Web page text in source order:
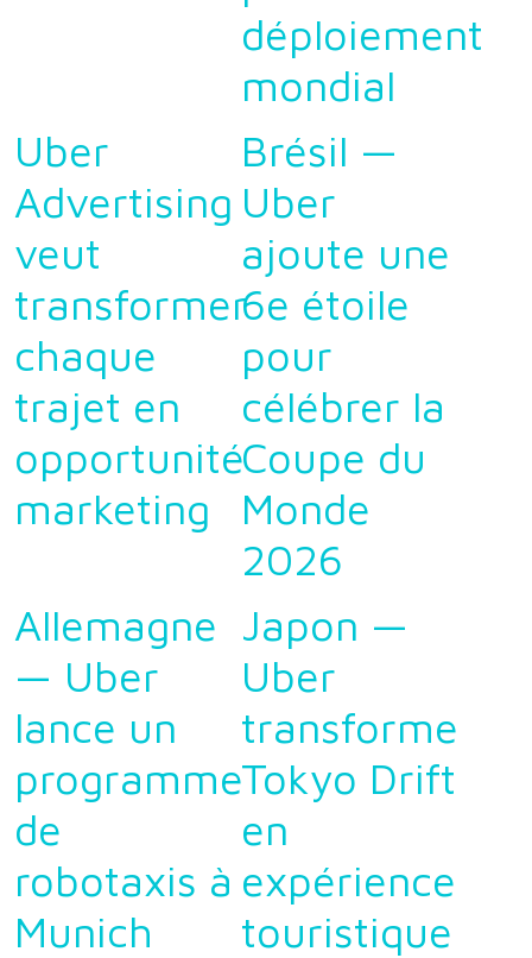
déploiement
mondial
Uber
Advertising
veut
transformer
chaque
trajet en
opportunité
marketing
Brésil —
Uber
ajoute une
6e étoile
pour
célébrer la
Coupe du
Monde
2026
Allemagne
— Uber
lance un
programme
de
robotaxis à
Munich
Japon —
Uber
transforme
Tokyo Drift
en
expérience
touristique